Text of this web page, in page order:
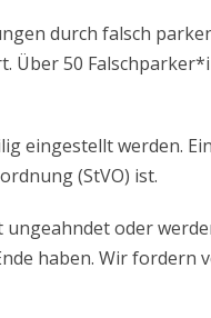
durch falsch
Über 50
eingestellt werden.
(StVO) ist.
oder
haben. Wir